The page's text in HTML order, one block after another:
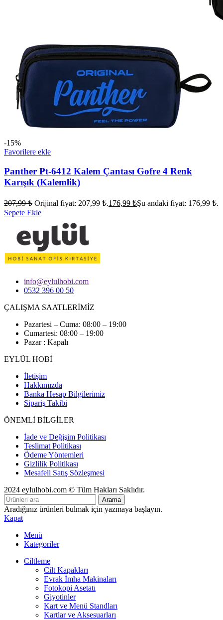
-15%
Favorilere ekle
Panther Pt-6412 Kalem Çantası Gofre 4 Renk
Karışık (Kalemlik)
207,99₺ Orijinal fiyat: 207,99 ₺.176,99 ₺Şu andaki fiyat: 176,99 ₺.
Sepete Ekle
info@eylulhobi.com
0532 396 00 50
ÇALIŞMA SAATLERİMİZ
Pazartesi – Cuma: 08:00 – 19:00
Cumartesi: 08:00 – 19:00
Pazar : Kapalı
EYLÜL HOBİ
İletişim
Hakkımızda
Banka Hesap Bilgilerimiz
Sipariş Takibi
ÖNEMLİ BİLGİLER
İade ve Değişim Politikası
Teslimat Politikası
Ödeme Yöntemleri
Gizlilik Politikası
Mesafeli Satış Sözleşmesi
2024 eylulhobi.com © Tüm Hakları Saklıdır.
Arama
Aradığınız ürünleri bulmak için yazmaya başlayın.
Kapat
Menü
Kategoriler
Ciltleme
Cilt Kapakları
Evrak İmha Makinaları
Fotokopi Asetatı
Giyotinler
Kart ve Menü Standları
Kartlar ve Aksesuarları